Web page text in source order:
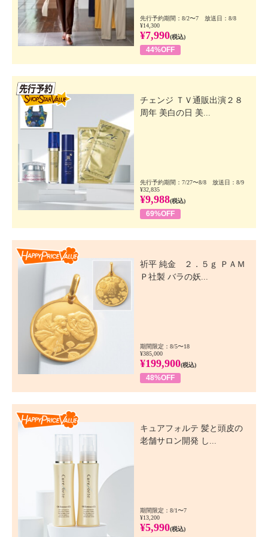
先行予約期間：8/2〜7 放送日：8/8
¥14,300
¥7,990(税込)
44%OFF
チェンジ ＴＶ通販出演２８
周年 美白の日 美...
先行予約期間：7/27〜8/8 放送日：8/9
¥32,835
¥9,988(税込)
69%OFF
祈平 純金 ２．５ｇ ＰＡＭ
Ｐ社製 バラの妖...
期間限定：8/5〜18
¥385,000
¥199,900(税込)
48%OFF
キュアフォルテ 髪と頭皮の
老舗サロン開発 し...
期間限定：8/1〜7
¥13,200
¥5,990(税込)